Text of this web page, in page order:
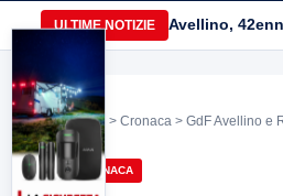
ULTIME NOTIZIE Avellino,
Home > Cronaca > GdF Avellino e
CRONACA